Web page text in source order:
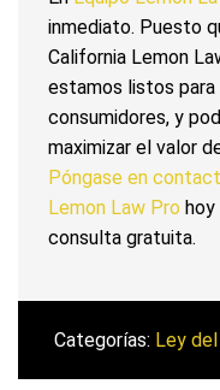
inmediato. Puesto
California Lemon
estamos listos
consumidores, y
maximizar el valor
Póngase en
Lemon Law Pro hoy
consulta gratuita.
Categorías: Ley